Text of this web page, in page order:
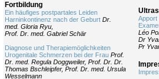
Fortbildung
Ein häufiges postpartales Leiden
Harninkontinenz nach der Geburt Dr.
med. Gloria Ryu,
Prof. Dr. med. Gabriel Schär
Diagnose und Therapiemöglichkeiten
Urogenitale Schmerzen bei der Frau Prof.
Dr. med. Regula Doggweiler, Prof. Dr. Dr.
Thomas Bschleipfer, Prof. Dr. med. Ursula
Wesselmann
Apport
Léo
Dr
Pr